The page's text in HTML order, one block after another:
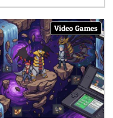
Video Games